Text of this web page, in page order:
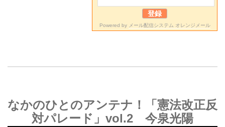
Powered by メール配信システム オレンジメール
なかのひとのアンテナ！「憲法改正反
対パレード」vol.2 今泉光陽